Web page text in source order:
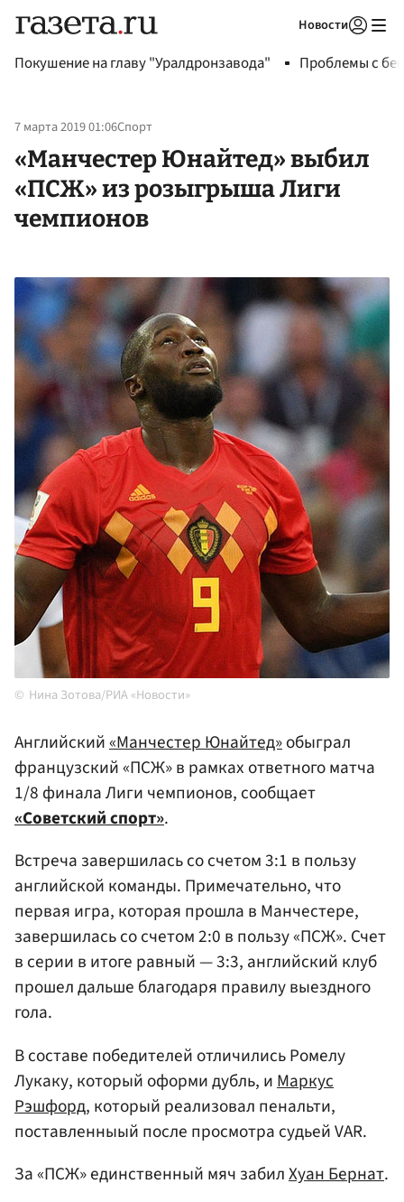
Новости
Покушение на главу "Уралдронзавода" Проблемы с
7 марта 2019 01:06Спорт
«Манчестер Юнайтед» выбил
«ПСЖ» из розыгрыша Лиги
чемпионов
Нина Зотова/РИА «Новости»
Английский«Манчестер Юнайтед»обыграл
французский «ПСЖ» в рамках ответного матча
1/8 финала Лиги чемпионов, сообщает
«Советский спорт».
Встреча завершилась со счетом 3:1 в пользу
английской команды. Примечательно, что
первая игра, которая прошла в Манчестере,
завершилась со счетом 2:0 в пользу «ПСЖ». Счет
в серии в итоге равный — 3:3, английский клуб
прошел дальше благодаря правилу выездного
гола.
В составе победителей отличились Ромелу
Лукаку, который оформи дубль, и Маркус
Рэшфорд, который реализовал пенальти,
поставленныый после просмотра судьей VAR.
За «ПСЖ» единственный мяч забилХуан Бернат.